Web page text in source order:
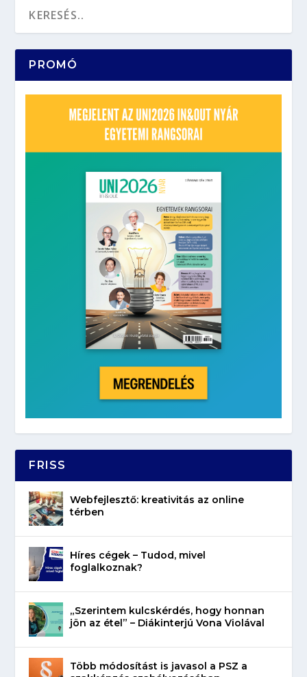
PROMÓ
FRISS
Webfejlesztő: kreativitás az online
térben
Híres cégek – Tudod, mivel
foglalkoznak?
„Szerintem kulcskérdés, hogy honnan
jön az étel” – Diákinterjú Vona Violával
Több módosítást is javasol a PSZ a